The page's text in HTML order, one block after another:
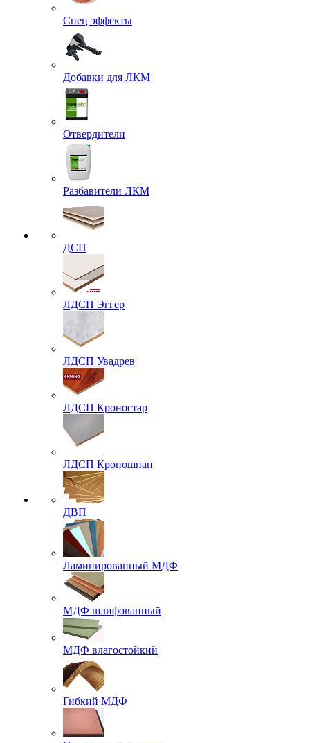
Спец эффекты
Добавки для ЛКМ
Отвердители
Разбавители ЛКМ
ДСП
ЛДСП Эггер
ЛДСП Увадрев
ЛДСП Кроностар
ЛДСП Кроношпан
ДВП
Ламинированный МДФ
МДФ шлифованный
МДФ влагостойкий
Гибкий МДФ